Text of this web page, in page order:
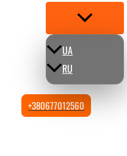
Перемикач
меню
UA
RU
+380677012560